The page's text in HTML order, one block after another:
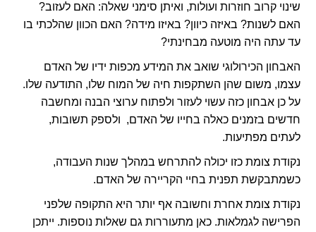
שינוי קרוב חוזרות ועולות, ואיתן סימני שאלה: האם לעזוב?
האם לשנות? באיזה כיוון? באיזו מידה? האם הכוון שהלכתי בו
עד עתה היה מוטעה מבחינתי?
האבחון הכירולוגי שואב את המידע מכפות ידיו של האדם
עצמו, משום שהן השתקפות חיה של המוח שלו, התודעה שלו.
על כן אבחון כזה עשוי לעזור ולפתוח ערוצי הבנה ומחשבה
חדשים בזמנים כאלה בחייו של האדם, ולספק תשובות,
לעתים מפתיעות.
נקודת צומת כזו יכולה להתרחש במהלך שנות העבודה,
כשמתבקשת תפנית בחיי הקריירה של האדם.
נקודת צומת אחרת וחשובה אף יותר היא התקופה שלפני
הפרישה לגמלאות. כאן מתעוררות גם שאלות נוספות. ייתכן